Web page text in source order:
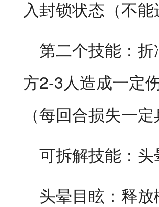
入封锁状态（不
第二个技能：
方2-3人造成一定
（每回合损失一
可拆解技能：
头晕目眩：释